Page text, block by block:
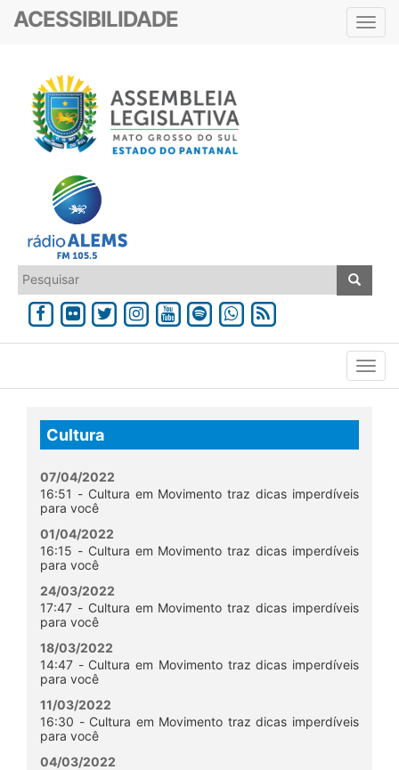
ACESSIBILIDADE
Cultura
07/04/2022
16:51 - Cultura em Movimento traz dicas imperdíveis
para você
01/04/2022
16:15 - Cultura em Movimento traz dicas imperdíveis
para você
24/03/2022
17:47 - Cultura em Movimento traz dicas imperdíveis
para você
18/03/2022
14:47 - Cultura em Movimento traz dicas imperdíveis
para você
11/03/2022
16:30 - Cultura em Movimento traz dicas imperdíveis
para você
04/03/2022